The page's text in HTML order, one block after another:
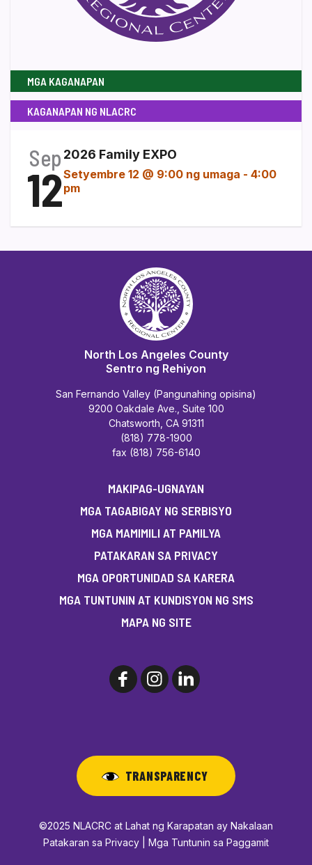
MGA KAGANAPAN
KAGANAPAN NG NLACRC
Sep
12
2026 Family EXPO
Setyembre 12 @ 9:00 ng umaga - 4:00
pm
North Los Angeles County
Sentro ng Rehiyon
San Fernando Valley (Pangunahing opisina)
9200 Oakdale Ave., Suite 100
Chatsworth, CA 91311
(818) 778-1900
fax (818) 756-6140
MAKIPAG-UGNAYAN
MGA TAGABIGAY NG SERBISYO
MGA MAMIMILI AT PAMILYA
PATAKARAN SA PRIVACY
MGA OPORTUNIDAD SA KARERA
MGA TUNTUNIN AT KUNDISYON NG SMS
MAPA NG SITE
TRANSPARENCY
©2025 NLACRC at Lahat ng Karapatan ay Nakalaan
Patakaran sa Privacy | Mga Tuntunin sa Paggamit